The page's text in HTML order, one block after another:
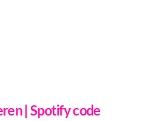
| Spotify code